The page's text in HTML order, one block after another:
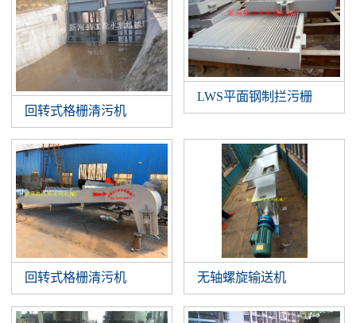
回转式格栅清污机
LWS平面钢制拦污栅
回转式格栅清污机 无轴螺旋输送机